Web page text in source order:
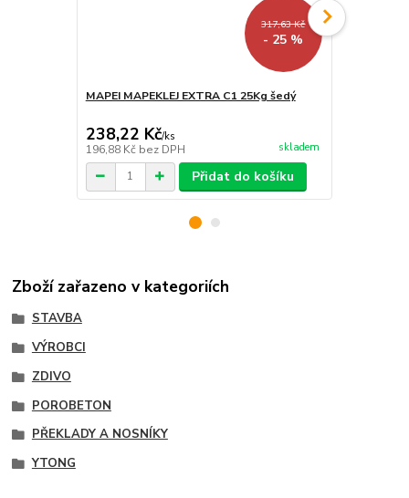
317,63 Kč
- 25 %
MAPEI MAPEKLEJ EXTRA C1 25Kg šedý
238,22 Kč/ks
196,88 Kč bez DPH skladem
Přidat do košíku
Zboží zařazeno v kategoriích
STAVBA
VÝROBCI
ZDIVO
POROBETON
PŘEKLADY A NOSNÍKY
YTONG